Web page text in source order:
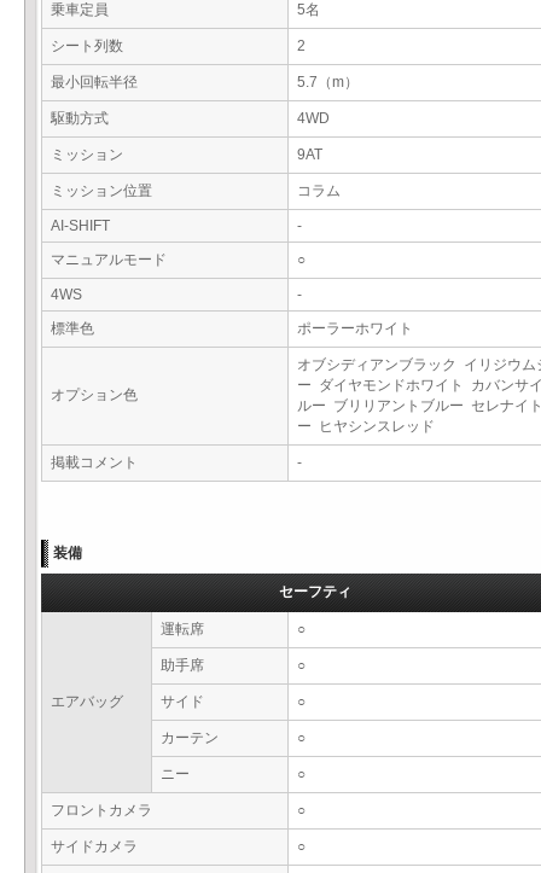
乗車定員 5名
シート列数 2
最小回転半径 5.7（m）
駆動方式 4WD
ミッション 9AT
ミッション位置 コラム
AI-SHIFT
-
マニュアルモード
○
4WS
-
標準色
ポーラーホワイト
オプション色
オブシディアンブラック イリジウム
ー ダイヤモンドホワイト カバンサ
ルー ブリリアントブルー セレナイ
ー ヒヤシンスレッド
掲載コメント -
装備
セーフティ
エアバッグ
運転席 ○
助手席 ○
サイド ○
カーテン ○
ニー ○
フロントカメラ ○
サイドカメラ ○